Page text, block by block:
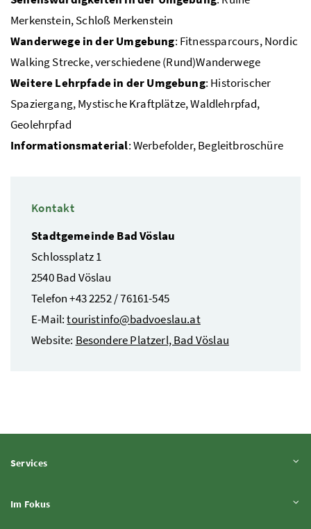
Merkenstein, Schloß Merkenstein
Wanderwege in der Umgebung: Fitnessparcours, Nordic
Walking Strecke, verschiedene (Rund)Wanderwege
Weitere Lehrpfade in der Umgebung: Historischer
Spaziergang, Mystische Kraftplätze, Waldlehrpfad,
Geolehrpfad
Informationsmaterial: Werbefolder, Begleitbroschüre
Kontakt
Stadtgemeinde Bad Vöslau
Schlossplatz 1
2540 Bad Vöslau
Telefon +43 2252 / 76161-545
E-Mail:touristinfo@badvoeslau.at
Website: Besondere Platzerl, Bad Vöslau
ServicesInhalt aufklappen
Im FokusInhalt aufklappen